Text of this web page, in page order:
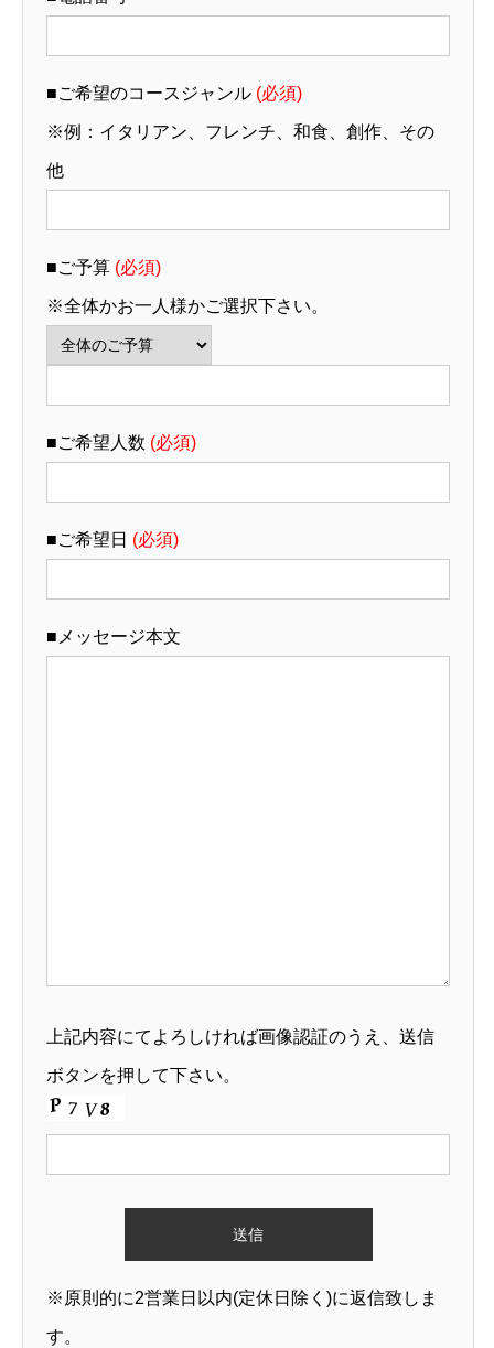
■ご希望のコースジャンル (必須)
※例：イタリアン、フレンチ、和食、創作、その
他
■ご予算 (必須)
※全体かお一人様かご選択下さい。
■ご希望人数 (必須)
■ご希望日 (必須)
■メッセージ本文
上記内容にてよろしければ画像認証のうえ、送信
ボタンを押して下さい。
※原則的に2営業日以内(定休日除く)に返信致しま
す。